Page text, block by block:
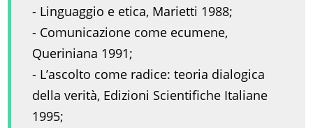
- Linguaggio e etica, Marietti 1988;
- Comunicazione come ecumene,
Queriniana 1991;
- L’ascolto come radice: teoria dialogica
della verità, Edizioni Scientifiche Italiane
1995;